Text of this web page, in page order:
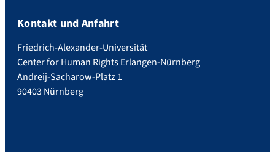
Kontakt und Anfahrt
Friedrich-Alexander-Universität
Center for Human Rights Erlangen-Nürnberg
Andreij-Sacharow-Platz 1
90403 Nürnberg